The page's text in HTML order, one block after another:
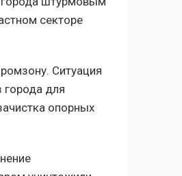
секторе
Ситуация
города для
опорных